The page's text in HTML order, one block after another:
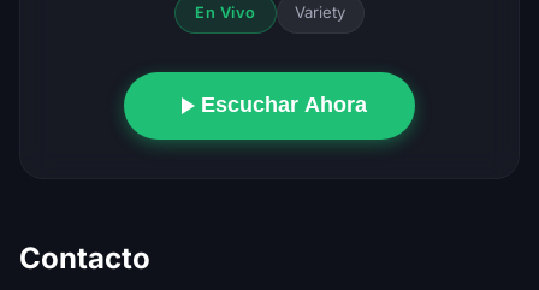
En Vivo Variety
Escuchar Ahora
Contacto